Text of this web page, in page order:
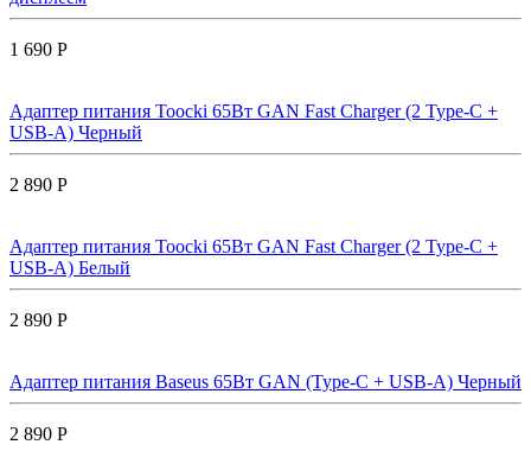
1 690 Р
Адаптер питания Toocki 65Вт GAN Fast Charger (2 Type-C +
USB-A) Черный
2 890 Р
Адаптер питания Toocki 65Вт GAN Fast Charger (2 Type-C +
USB-A) Белый
2 890 Р
Адаптер питания Baseus 65Вт GAN (Type-C + USB-A) Черный
2 890 Р